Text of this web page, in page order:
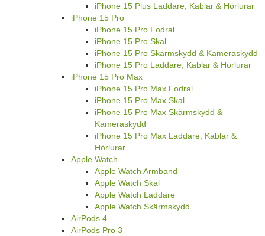
iPhone 15 Plus Laddare, Kablar & Hörlurar
iPhone 15 Pro
iPhone 15 Pro Fodral
iPhone 15 Pro Skal
iPhone 15 Pro Skärmskydd & Kameraskydd
iPhone 15 Pro Laddare, Kablar & Hörlurar
iPhone 15 Pro Max
iPhone 15 Pro Max Fodral
iPhone 15 Pro Max Skal
iPhone 15 Pro Max Skärmskydd &
Kameraskydd
iPhone 15 Pro Max Laddare, Kablar &
Hörlurar
Apple Watch
Apple Watch Armband
Apple Watch Skal
Apple Watch Laddare
Apple Watch Skärmskydd
AirPods 4
AirPods Pro 3